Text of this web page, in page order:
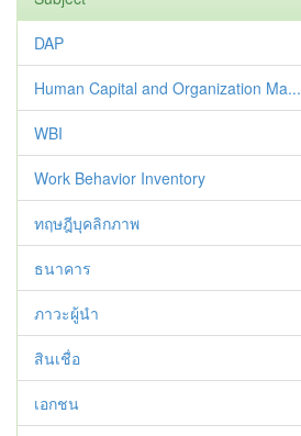
DAP
Human Capital and Organization Ma...
WBI
Work Behavior Inventory
ทฤษฎีบุคลิกภาพ
ธนาคาร
ภาวะผู้นำ
สินเชื่อ
เอกชน